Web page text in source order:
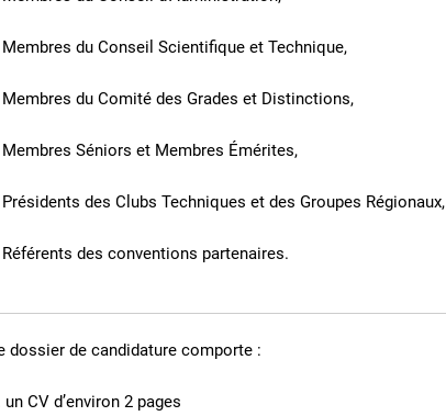
du Conseil Scientifique et Technique,
du Comité des Grades et Distinctions,
Séniors et Membres Émérites,
des Clubs Techniques et des Groupes Régionaux,
des conventions partenaires.
dossier de candidature comporte :
un CV d’environ 2 pages